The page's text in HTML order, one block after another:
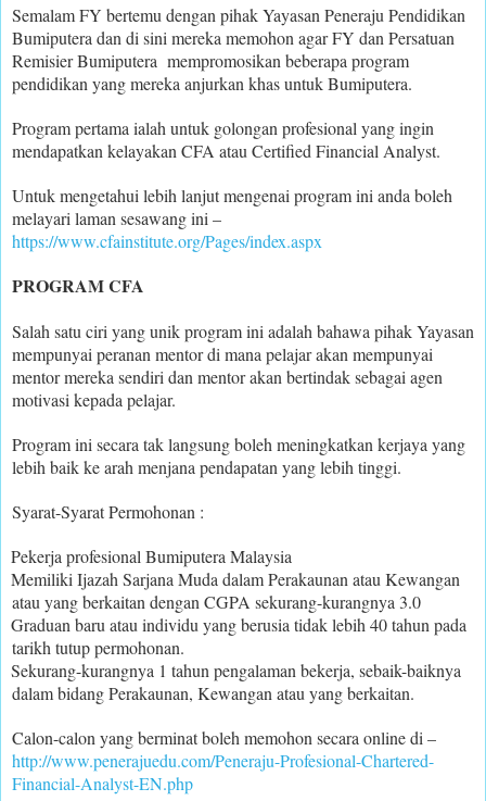
Semalam FY bertemu dengan pihak Yayasan Peneraju Pendidikan
Bumiputera dan di sini mereka memohon agar FY dan Persatuan
Remisier Bumiputera mempromosikan beberapa program
pendidikan yang mereka anjurkan khas untuk Bumiputera.
Program pertama ialah untuk golongan profesional yang ingin
mendapatkan kelayakan CFA atau Certified Financial Analyst.
Untuk mengetahui lebih lanjut mengenai program ini anda boleh
melayari laman sesawang ini –
https://www.cfainstitute.org/Pages/index.aspx
PROGRAM CFA
Salah satu ciri yang unik program ini adalah bahawa pihak Yayasan
mempunyai peranan mentor di mana pelajar akan mempunyai
mentor mereka sendiri dan mentor akan bertindak sebagai agen
motivasi kepada pelajar.
Program ini secara tak langsung boleh meningkatkan kerjaya yang
lebih baik ke arah menjana pendapatan yang lebih tinggi.
Syarat-Syarat Permohonan :
Pekerja profesional Bumiputera Malaysia
Memiliki Ijazah Sarjana Muda dalam Perakaunan atau Kewangan
atau yang berkaitan dengan CGPA sekurang-kurangnya 3.0
Graduan baru atau individu yang berusia tidak lebih 40 tahun pada
tarikh tutup permohonan.
Sekurang-kurangnya 1 tahun pengalaman bekerja, sebaik-baiknya
dalam bidang Perakaunan, Kewangan atau yang berkaitan.
Calon-calon yang berminat boleh memohon secara online di –
http://www.penerajuedu.com/Peneraju-Profesional-Chartered-
Financial-Analyst-EN.php